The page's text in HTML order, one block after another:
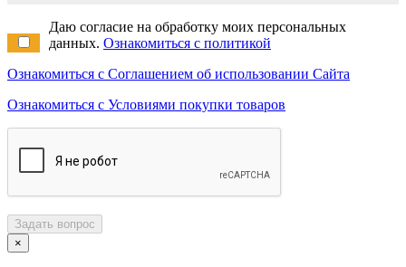
Даю согласие на обработку моих персональных
данных. Ознакомиться с политикой
Ознакомиться с Соглашением об использовании Сайта
Ознакомиться с Условиями покупки товаров
Задать вопрос
×